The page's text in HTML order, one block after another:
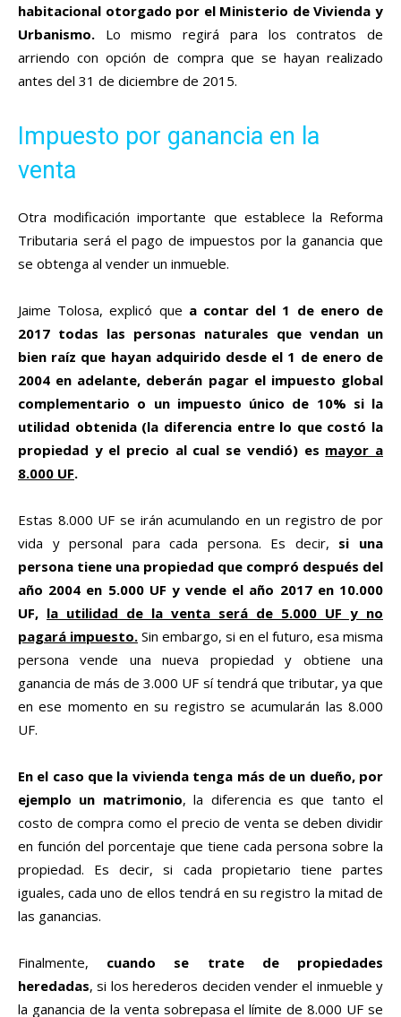
habitacional otorgado por el Ministerio de Vivienda y
Urbanismo. Lo mismo regirá para los contratos de
arriendo con opción de compra que se hayan realizado
antes del 31 de diciembre de 2015.
Impuesto por ganancia en la
venta
Otra modificación importante que establece la Reforma
Tributaria será el pago de impuestos por la ganancia que
se obtenga al vender un inmueble.
Jaime Tolosa, explicó que a contar del 1 de enero de
2017 todas las personas naturales que vendan un
bien raíz que hayan adquirido desde el 1 de enero de
2004 en adelante, deberán pagar el impuesto global
complementario o un impuesto único de 10% si la
utilidad obtenida (la diferencia entre lo que costó la
propiedad y el precio al cual se vendió) es mayor a
8.000 UF.
Estas 8.000 UF se irán acumulando en un registro de por
vida y personal para cada persona. Es decir, si una
persona tiene una propiedad que compró después del
año 2004 en 5.000 UF y vende el año 2017 en 10.000
UF, la utilidad de la venta será de 5.000 UF y no
pagará impuesto. Sin embargo, si en el futuro, esa misma
persona vende una nueva propiedad y obtiene una
ganancia de más de 3.000 UF sí tendrá que tributar, ya que
en ese momento en su registro se acumularán las 8.000
UF.
En el caso que la vivienda tenga más de un dueño, por
ejemplo un matrimonio, la diferencia es que tanto el
costo de compra como el precio de venta se deben dividir
en función del porcentaje que tiene cada persona sobre la
propiedad. Es decir, si cada propietario tiene partes
iguales, cada uno de ellos tendrá en su registro la mitad de
las ganancias.
Finalmente, cuando se trate de propiedades
heredadas, si los herederos deciden vender el inmueble y
la ganancia de la venta sobrepasa el límite de 8.000 UF se